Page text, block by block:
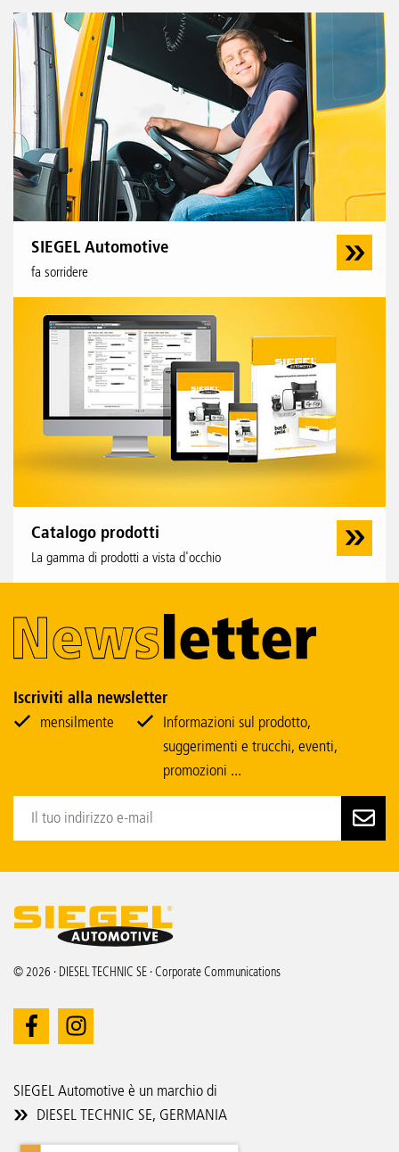
SIEGEL Automotive
fa sorridere
Catalogo prodotti
La gamma di prodotti a vista d'occhio
Iscriviti alla newsletter
mensilmente
Informazioni sul prodotto,
suggerimenti e trucchi, eventi,
promozioni ...
© 2026 · DIESEL TECHNIC SE · Corporate Communications
SIEGEL Automotive è un marchio di
DIESEL TECHNIC SE, GERMANIA